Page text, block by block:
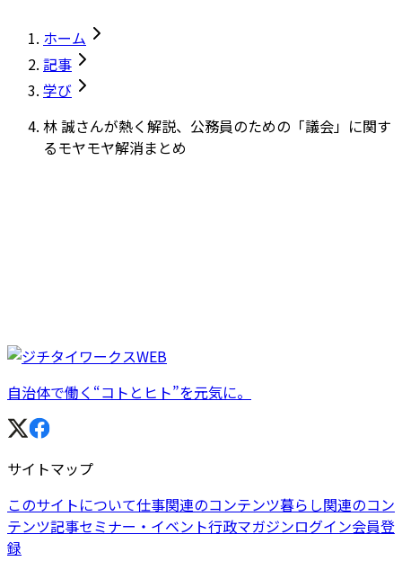
ホーム
記事
学び
林 誠さんが熱く解説、公務員のための「議会」に関す
るモヤモヤ解消まとめ
自治体で働く“コトとヒト”を元気に。
サイトマップ
このサイトについて仕事関連のコンテンツ暮らし関連のコン
テンツ記事セミナー・イベント行政マガジンログイン会員登
録